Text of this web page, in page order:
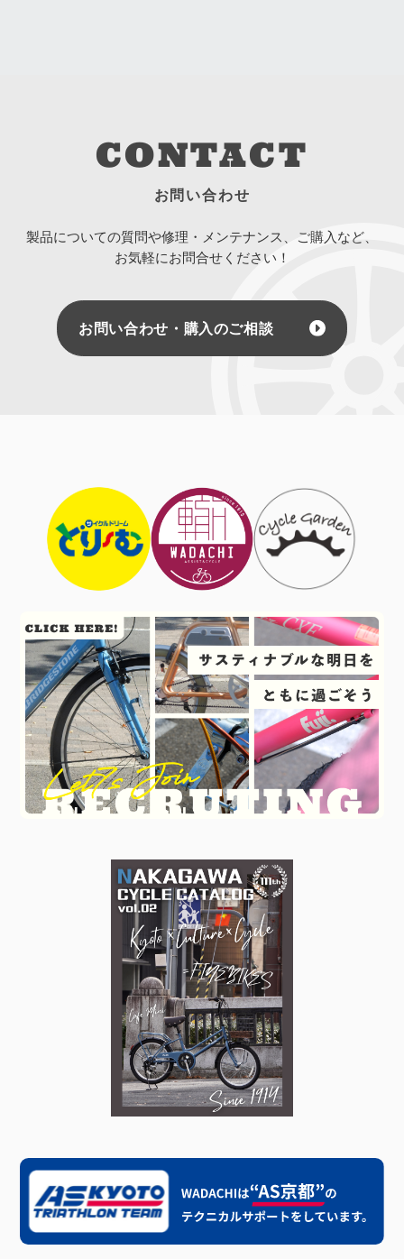
CONTACT
お問い合わせ
製品についての質問や修理・メンテナンス、ご購入など、
お気軽にお問合せください！
お問い合わせ・購入のご相談